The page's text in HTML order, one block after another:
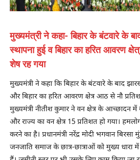
मुख्यमंत्री ने कहा- बिहार के बंटवारे के
स्थापना हुई व बिहार का हरित आवरण
शेष रह गया
मुख्यमंत्री ने कहा कि बिहार के बंटवारे के बाद
और बिहार का हरित आवरण क्षेत्र आठ से नौ
मुख्यमंत्री नीतीश कुमार ने वन क्षेत्र के आच्छादन में
और राज्य का वन क्षेत्र 15 प्रतिशत हो गया।
करने का है। प्रधानमंत्री नरेंद्र मोदी भगवान
जनजाति समाज के छात्र-छात्राओं को मुख्य धारा